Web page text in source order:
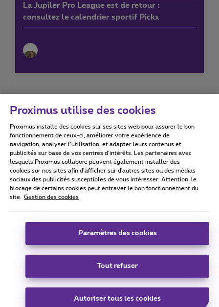
La Jupiler Pro League est de retour :
consultez le calendrier sportif Pickx
Conditions d'utilisation Accessibility statement
Tous droits réservés. © 2026
Conditions générales, info consommateur
Coordonnées de l’entreprise
Boulevard du Roi Albert II 27 - B-1030 Bruxelles.
Carrier & Wholesale Solutions
|Telindus
Proximus utilise des cookies
Proximus installe des cookies sur ses sites web pour assurer le bon
fonctionnement de ceux-ci, améliorer votre expérience de
navigation, analyser l’utilisation, et adapter leurs contenus et
publicités sur base de vos centres d’intérêts. Les partenaires avec
lesquels Proximus collabore peuvent également installer des
cookies sur nos sites afin d’afficher sur d'autres sites ou des médias
sociaux des publicités susceptibles de vous intéresser. Attention, le
blocage de certains cookies peut entraver le bon fonctionnement du
site.
Gestion des cookies
Paramètres des cookies
Tout refuser
Autoriser tous les cookies